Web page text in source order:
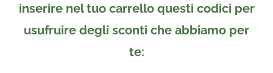
inserire nel tuo carrelloquesti codici per
usufruire degli sconti che abbiamo per
te: